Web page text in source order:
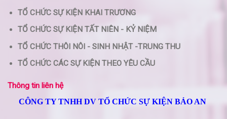
TỔ CHỨC SỰ KIỆN KHAI TRƯƠNG
TỔ CHỨC SỰ KIỆN TẤT NIÊN - KỶ NIỆM
TỔ CHỨC THÔI NÔI - SINH NHẬT -TRUNG THU
TỔ CHỨC CÁC SỰ KIỆN THEO YÊU CẦU
Thông tin liên hệ
CÔNG TY TNHH DV TỔ CHỨC SỰ KIỆN BẢO AN